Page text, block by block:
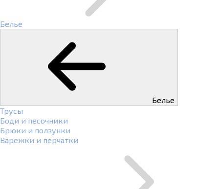
Белье
Белье
Трусы
Боди и песочники
Брюки и ползунки
Варежки и перчатки